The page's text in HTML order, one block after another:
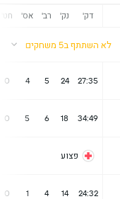
דק' נק' רב' אס' חט'
לא השתתף ב5 משחקים
27:35
24
5
4
0
34:49
18
6
5
0
פצוע
24:32
14
4
1
0